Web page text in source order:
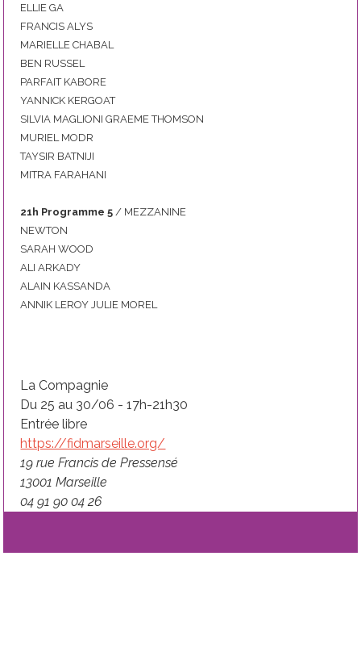
ELLIE GA
FRANCIS ALYS
MARIELLE CHABAL
BEN RUSSEL
PARFAIT KABORE
YANNICK KERGOAT
SILVIA MAGLIONI GRAEME THOMSON
MURIEL MODR
TAYSIR BATNIJI
MITRA FARAHANI
21h Programme 5 / MEZZANINE
NEWTON
SARAH WOOD
ALI ARKADY
ALAIN KASSANDA
ANNIK LEROY JULIE MOREL
La Compagnie
Du 25 au 30/06 - 17h-21h30
Entrée libre
https://fidmarseille.org/
19 rue Francis de Pressensé
13001 Marseille
04 91 90 04 26